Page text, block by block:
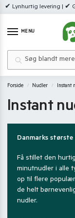
✔ Lynhurtig levering | ✔
MENU
Forside / Nudler / Instant
Instant
Danmarks
Få stillet den
minutnudler i alle
op til flere
de helt
nudler.